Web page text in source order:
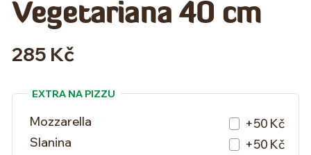
Vegetariana 40 cm
285 Kč
EXTRA NA PIZZU
Mozzarella
+50 Kč
Slanina
+50 Kč